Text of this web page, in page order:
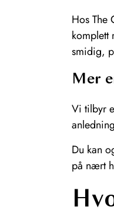
Hos The
komplett
smidig,
Mer
Vi tilbyr
Du kan
på nært